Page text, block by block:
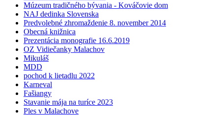
Múzeum tradičného bývania - Kováčovie dom
NAJ dedinka Slovenska
Predvolebné zhromaždenie 8. november 2014
Obecná knižnica
Prezentácia monografie 16.6.2019
OZ Vidiečanky Malachov
Mikuláš
MDD
pochod k lietadlu 2022
Karneval
Fašiangy
Stavanie mája na turíce 2023
Ples v Malachove